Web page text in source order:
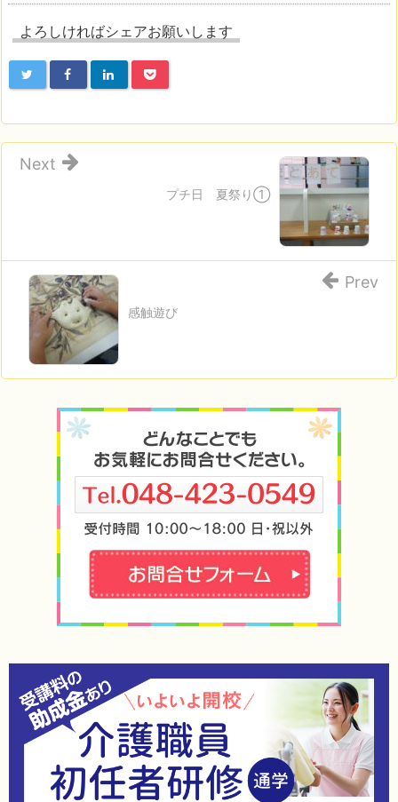
よろしければシェアお願いします
プチ日 夏祭り①
Next
感触遊び
Prev